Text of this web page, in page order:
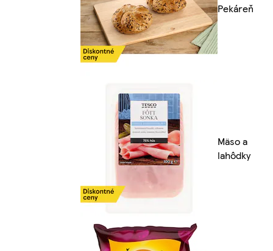
Pekáreň
Mäso a
lahôdky